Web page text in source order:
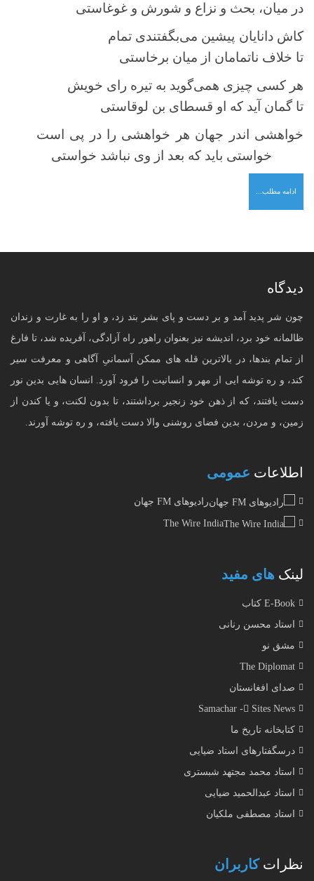
در میان، بحث و نزاع و شورش و غوغاستی
کاش دانایان پیشین می‌بگفتندی تمام
تا خلاف ناتمامان از میان برخاستی
هر کسی چیزی همی‌گوید به تیره رای خویش
تا گمان آید که او قسطای بن لوقاستی
خواهشی اندر جهان هر خواهشی را در پی است
خواستی باید که بعد از وی نباشد خواستی
ادامه مطلب...
دیدگاه
چون شر پدید آمد و بر دست و پای بشر بند زد، و او را به غارت و زندان
ظالمانه خود برد، اندیشه نیز بعنوان راهور راه آزادگی، آفریده شد، تا فارغ
از تمام بندها، در بالاترین قله های ممکن آسمانیِ آگاهی و معرفت سیر
کند، و ره توشه ایی از مهر و انسانیت را فرود آورد. انسان هایی بدین نور
دست یافتند، که از ذهن خود زنجیر برداشتند، تا بدون لکنت، و یا کندن از
زمین، و مردن، بدین فضای روشنی والا دست یافته، و ره توشه آورند.
اطلاعات عمومی
رادیوهای FM جهان
The Wire India
لینک های مفید
E-Book کتاب
استاد محسن رنانی
مشق نو
The Diplomat
صدای افغانستان
Samachar - ُSites News
کتابخانه تاریخ ما
درسگفتارهای استاد ضیایی
استاد محمد مجتهد شبستری
استاد عبدالحمید ضیایی
استاد مصطفی ملکیان
نظرات کاربران